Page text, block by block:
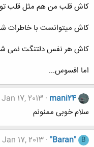
کاش قلب من هم مثل قلب تو
کاش میتوانست با خاطرات
کاش هر نفس دلتنگت نمی
اما افسوس...
mani24
Jan 17, 2013
سلام خوبی ممنونم
B
"Baran"
Jan 17, 2013